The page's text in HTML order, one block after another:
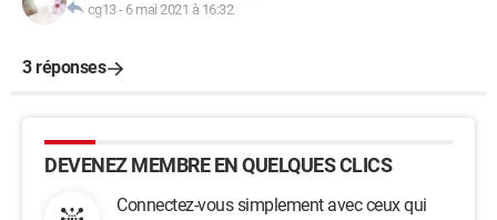
cg13- 6 mai 2021 à 16:32
3 réponses
DEVENEZ MEMBRE EN QUELQUES CLICS
Connectez-vous simplement avec ceux qui